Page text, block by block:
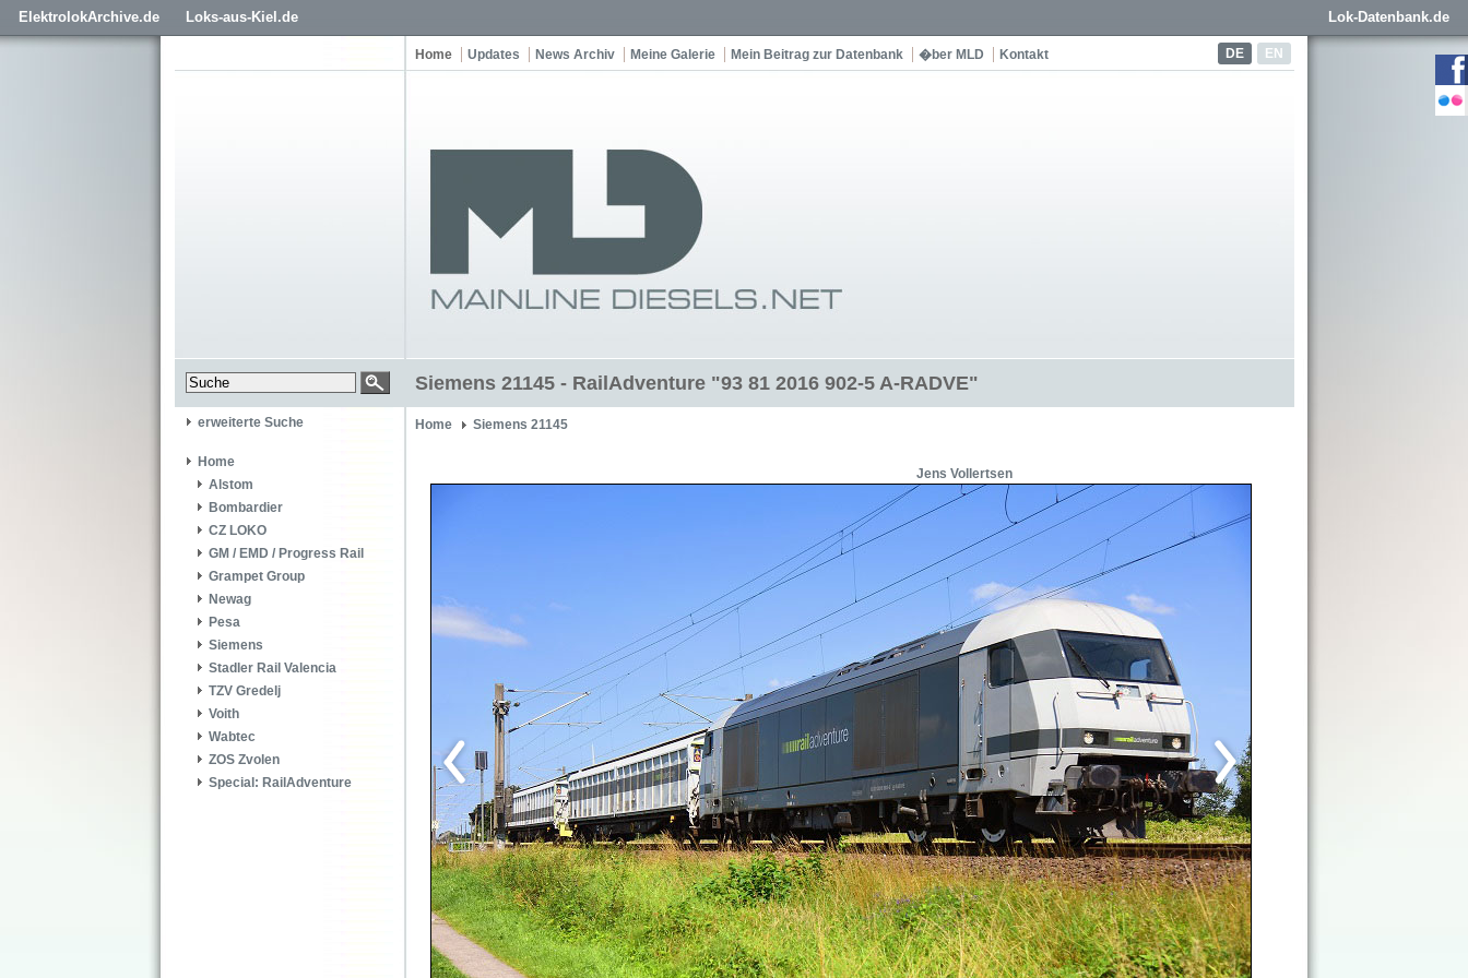
ElektrolokArchive.de Loks-aus-Kiel.de Lok-Datenbank.de
DE EN
Home Updates News Archiv Meine Galerie Mein Beitrag zur Datenbank �ber MLD Kontakt
Siemens 21145 - RailAdventure "93 81 2016 902-5 A-RADVE"
erweiterte Suche
Home
Alstom
Bombardier
CZ LOKO
GM / EMD / Progress Rail
Grampet Group
Newag
Pesa
Siemens
Stadler Rail Valencia
TZV Gredelj
Voith
Wabtec
ZOS Zvolen
Special: RailAdventure
Home Siemens 21145
Jens Vollertsen